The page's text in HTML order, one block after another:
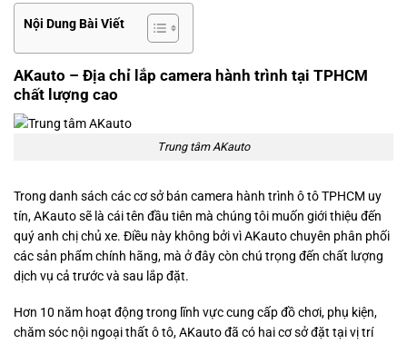
Nội Dung Bài Viết
AKauto – Địa chỉ lắp camera hành trình tại TPHCM
chất lượng cao
Trung tâm AKauto
Trong danh sách các cơ sở bán camera hành trình ô tô TPHCM uy
tín, AKauto sẽ là cái tên đầu tiên mà chúng tôi muốn giới thiệu đến
quý anh chị chủ xe. Điều này không bởi vì AKauto chuyên phân phối
các sản phẩm chính hãng, mà ở đây còn chú trọng đến chất lượng
dịch vụ cả trước và sau lắp đặt.
Hơn 10 năm hoạt động trong lĩnh vực cung cấp đồ chơi, phụ kiện,
chăm sóc nội ngoại thất ô tô, AKauto đã có hai cơ sở đặt tại vị trí